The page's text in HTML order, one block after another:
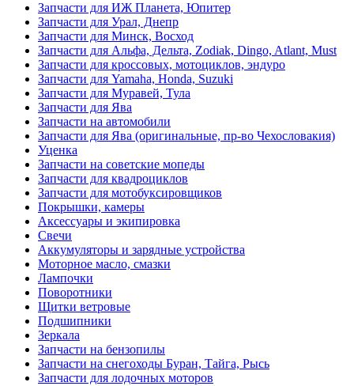
Запчасти для ИЖ Планета, Юпитер
Запчасти для Урал, Днепр
Запчасти для Минск, Восход
Запчасти для Альфа, Дельта, Zodiak, Dingo, Atlant, Must
Запчасти для кроссовых, мотоциклов, эндуро
Запчасти для Yamaha, Honda, Suzuki
Запчасти для Муравей, Тула
Запчасти для Ява
Запчасти на автомобили
Запчасти для Ява (оригинальные, пр-во Чехословакия)
Уценка
Запчасти на советские мопеды
Запчасти для квадроциклов
Запчасти для мотобуксировщиков
Покрышки, камеры
Аксессуары и экипировка
Свечи
Аккумуляторы и зарядные устройства
Моторное масло, смазки
Лампочки
Поворотники
Щитки ветровые
Подшипники
Зеркала
Запчасти на бензопилы
Запчасти на снегоходы Буран, Тайга, Рысь
Запчасти для лодочных моторов